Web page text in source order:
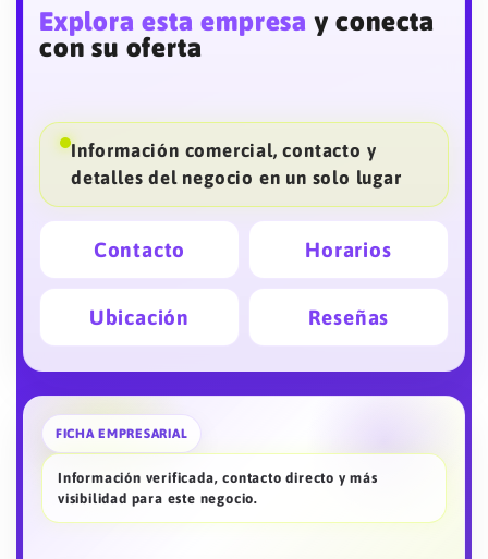
Explora esta empresa y conecta
con su oferta
Información comercial, contacto y
detalles del negocio en un solo lugar
Contacto Horarios
Ubicación Reseñas
FICHA EMPRESARIAL
Información verificada, contacto directo y más
visibilidad para este negocio.